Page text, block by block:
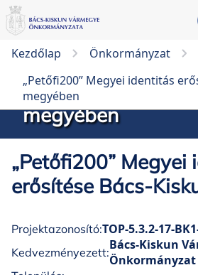
Kezdőlap Önkormányzat
„Petőfi200” Megyei identitás
megyében
„Petőfi200”
erősítése Bács-
megyében
„Petőfi200” Megyei
erősítése Bács-
Projektazonosító:TOP-5.3.2-17-
Kedvezményezett:Bács-Kiskun
Önkormányzat